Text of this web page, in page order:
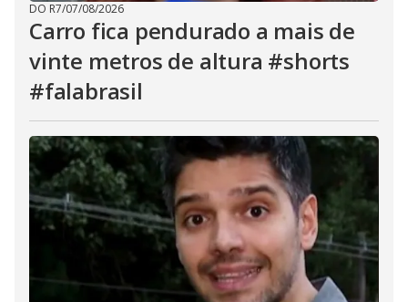
DO R7/07/08/2026
Carro fica pendurado a mais de
vinte metros de altura #shorts
#falabrasil